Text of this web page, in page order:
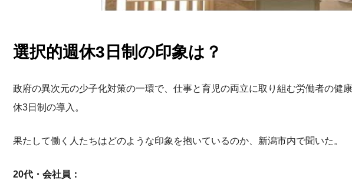
選択的週休3日制の印象は？
政府の異次元の少子化対策の一環で、仕事と育児の両立に取り組む労働者の健
休3日制の導入。
果たして働く人たちはどのような印象を抱いているのか、新潟市内で聞いた。
20代・会社員：